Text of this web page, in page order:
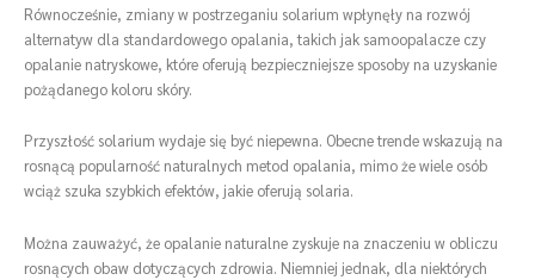
Równocześnie, zmiany w postrzeganiu solarium wpłynęły na rozwój
alternatyw dla standardowego opalania, takich jak samoopalacze czy
opalanie natryskowe, które oferują bezpieczniejsze sposoby na uzyskanie
pożądanego koloru skóry.
Przyszłość solarium wydaje się być niepewna. Obecne trende wskazują na
rosnącą popularność naturalnych metod opalania, mimo że wiele osób
wciąż szuka szybkich efektów, jakie oferują solaria.
Można zauważyć, że opalanie naturalne zyskuje na znaczeniu w obliczu
rosnących obaw dotyczących zdrowia. Niemniej jednak, dla niektórych